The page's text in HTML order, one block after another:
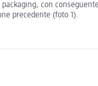
con
precedente (foto 1).